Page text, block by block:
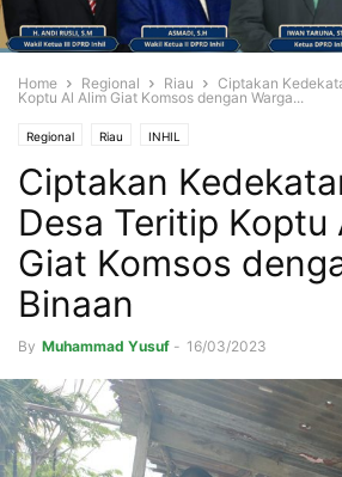
Home Regional Riau
Ciptakan
Koptu Al Alim Giat Komsos dengan Warga...
Regional Riau INHIL
Ciptakan
Desa Teritip Koptu
Giat Komsos
Binaan
By Muhammad Yusuf - 16/03/2023